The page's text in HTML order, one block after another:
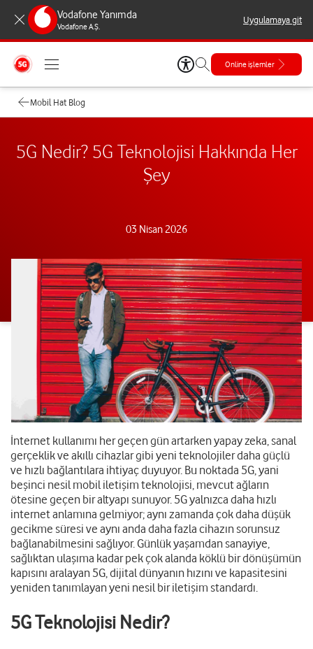
Vodafone Yanımda
Vodafone A.Ş.
Uygulamaya git
Online işlemler
Mobil Hat Blog
5G Nedir? 5G Teknolojisi Hakkında Her
Şey
03 Nisan 2026
İnternet kullanımı her geçen gün artarken yapay zeka, sanal
gerçeklik ve akıllı cihazlar gibi yeni teknolojiler daha güçlü
ve hızlı bağlantılara ihtiyaç duyuyor. Bu noktada 5G, yani
beşinci nesil mobil iletişim teknolojisi, mevcut ağların
ötesine geçen bir altyapı sunuyor. 5G yalnızca daha hızlı
internet anlamına gelmiyor; aynı zamanda çok daha düşük
gecikme süresi ve aynı anda daha fazla cihazın sorunsuz
bağlanabilmesini sağlıyor. Günlük yaşamdan sanayiye,
sağlıktan ulaşıma kadar pek çok alanda köklü bir dönüşümün
kapısını aralayan 5G, dijital dünyanın hızını ve kapasitesini
yeniden tanımlayan yeni nesil bir iletişim standardı.
5G Teknolojisi Nedir?